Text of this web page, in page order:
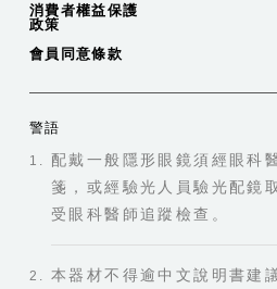
會員同意條款
消費者權益保護
政策
警語
配戴一般隱形眼鏡須經眼科
箋，或經驗光人員驗光配鏡
受眼科醫師追蹤檢查。
本器材不得逾中文說明書建